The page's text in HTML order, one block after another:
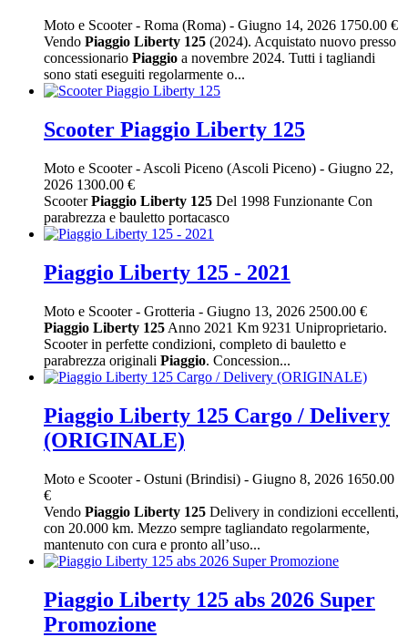
Moto e Scooter- Roma (Roma) - Giugno 14, 2026 1750.00 €
Vendo Piaggio Liberty 125 (2024). Acquistato nuovo presso
concessionario Piaggio a novembre 2024. Tutti i tagliandi
sono stati eseguiti regolarmente o...
Scooter Piaggio Liberty 125
Moto e Scooter- Ascoli Piceno (Ascoli Piceno) - Giugno 22,
2026 1300.00 €
ScooterPiaggio Liberty 125 Del 1998 Funzionante Con
parabrezza e bauletto portacasco
Piaggio Liberty 125 - 2021
Moto e Scooter- Grotteria - Giugno 13, 2026 2500.00 €
Piaggio Liberty 125 Anno 2021 Km 9231 Uniproprietario.
Scooter in perfette condizioni, completo di bauletto e
parabrezza originali Piaggio. Concession...
Piaggio Liberty 125 Cargo / Delivery
(ORIGINALE)
Moto e Scooter- Ostuni (Brindisi) - Giugno 8, 2026 1650.00
€
Vendo Piaggio Liberty 125 Delivery in condizioni eccellenti,
con 20.000 km. Mezzo sempre tagliandato regolarmente,
mantenuto con cura e pronto all’uso...
Piaggio Liberty 125 abs 2026 Super
Promozione